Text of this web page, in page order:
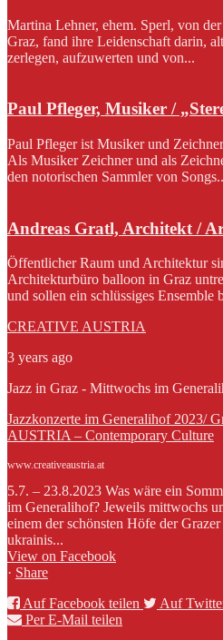
Martina Lehner, ehem. Sperl, von
Graz, fand ihre Leidenschaft darin,
zerlegen, aufzuwerten und von...
Paul Pfleger, Musiker /
Paul Pfleger ist Musiker und
Als Musiker Zeichner und als
den notorischen Sammler von
Andreas Gratl, Architekt /
Öffentlicher Raum und Architektur
Architekturbüro balloon in Graz
und sollen ein schlüssiges
CREATIVE AUSTRIA
3 years ago
Jazz in Graz - Mittwochs im
Jazzkonzerte im Generalihof 2023/
AUSTRIA – Contemporary Culture
www.creativeaustria.at
5.7. – 23.8.2023 Was wäre ein
im Generalihof? Jeweils mittwochs
einem der schönsten Höfe der
ukrainis...
View on Facebook
· Share
Auf Facebook teilen
Auf
Per E-Mail teilen